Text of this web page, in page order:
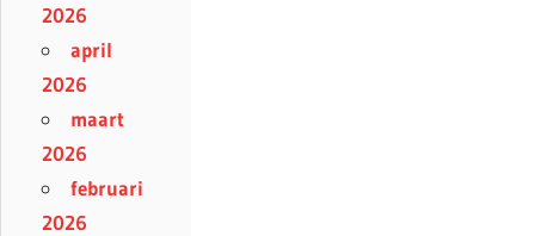
2026
april
2026
maart
2026
februari
2026